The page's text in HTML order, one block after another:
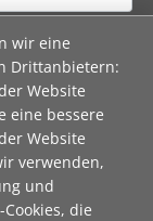
wir eine
Drittanbietern:
Website
eine bessere
Website
verwenden,
und
die